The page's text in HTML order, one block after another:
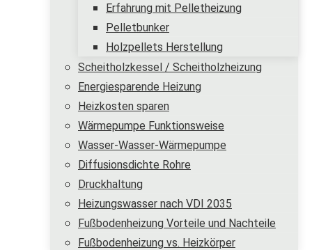
Erfahrung mit Pelletheizung
Pelletbunker
Holzpellets Herstellung
Scheitholzkessel / Scheitholzheizung
Energiesparende Heizung
Heizkosten sparen
Wärmepumpe Funktionsweise
Wasser-Wasser-Wärmepumpe
Diffusionsdichte Rohre
Druckhaltung
Heizungswasser nach VDI 2035
Fußbodenheizung Vorteile und Nachteile
Fußbodenheizung vs. Heizkörper